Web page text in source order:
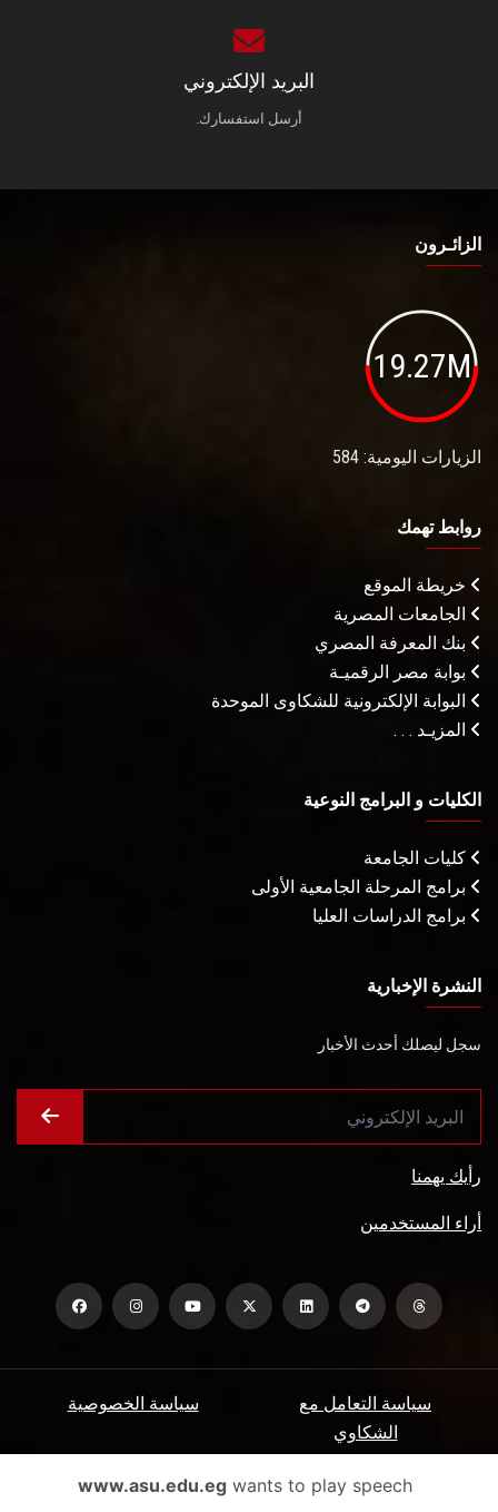
البريد الإلكتروني
أرسل استفسارك.
الزائـرون
19.27M
الزيارات اليومية: 584
روابط تهمك
خريطة الموقع
الجامعات المصرية
بنك المعرفة المصري
بوابة مصر الرقميـة
البوابة الإلكترونية للشكاوى الموحدة
المزيـد . . .
الكليات و البرامج النوعية
كليات الجامعة
برامج المرحلة الجامعية الأولى
برامج الدراسات العليا
النشرة الإخبارية
سجل ليصلك أحدث الأخبار
رأيك يهمنا
أراء المستخدمين
سياسة الخصوصية
سياسة التعامل مع
الشكاوي
الأسئلة الشائعة ميثاق المتعاملين www.asu.edu.egwants to play speech